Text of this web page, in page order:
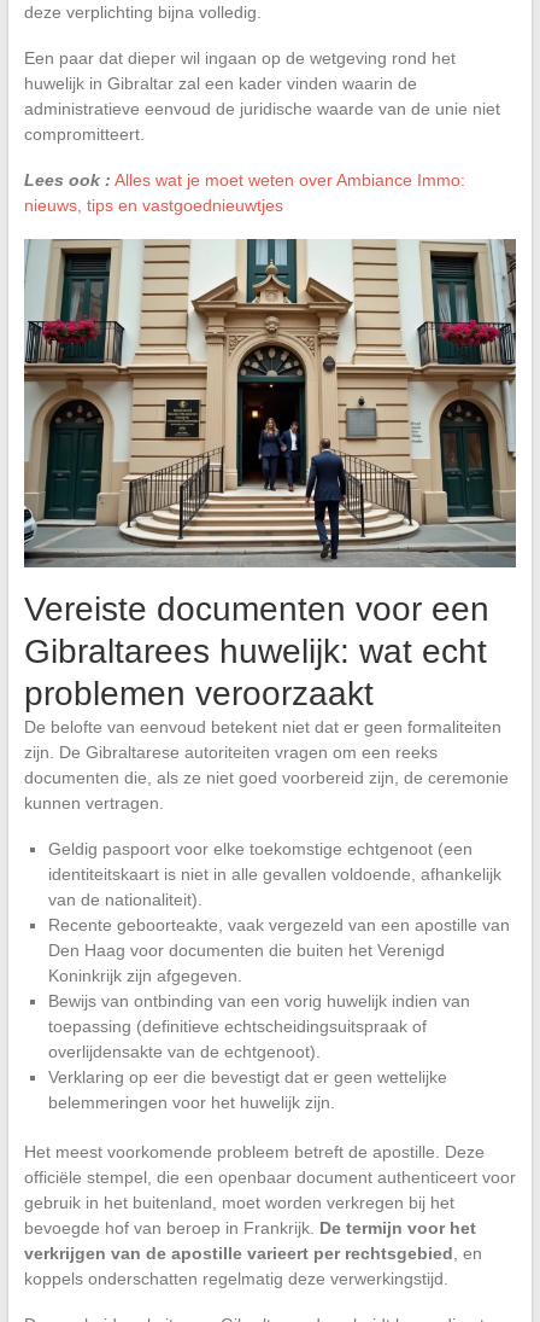
deze verplichting bijna volledig.
Een paar dat dieper wil ingaan op de wetgeving rond het
huwelijk in Gibraltar zal een kader vinden waarin de
administratieve eenvoud de juridische waarde van de unie niet
compromitteert.
Lees ook : Alles wat je moet weten over Ambiance Immo:
nieuws, tips en vastgoednieuwtjes
Vereiste documenten voor een
Gibraltarees huwelijk: wat echt
problemen veroorzaakt
De belofte van eenvoud betekent niet dat er geen formaliteiten
zijn. De Gibraltarese autoriteiten vragen om een reeks
documenten die, als ze niet goed voorbereid zijn, de ceremonie
kunnen vertragen.
Geldig paspoort voor elke toekomstige echtgenoot (een
identiteitskaart is niet in alle gevallen voldoende, afhankelijk
van de nationaliteit).
Recente geboorteakte, vaak vergezeld van een apostille van
Den Haag voor documenten die buiten het Verenigd
Koninkrijk zijn afgegeven.
Bewijs van ontbinding van een vorig huwelijk indien van
toepassing (definitieve echtscheidingsuitspraak of
overlijdensakte van de echtgenoot).
Verklaring op eer die bevestigt dat er geen wettelijke
belemmeringen voor het huwelijk zijn.
Het meest voorkomende probleem betreft de apostille. Deze
officiële stempel, die een openbaar document authenticeert voor
gebruik in het buitenland, moet worden verkregen bij het
bevoegde hof van beroep in Frankrijk. De termijn voor het
verkrijgen van de apostille varieert per rechtsgebied, en
koppels onderschatten regelmatig deze verwerkingstijd.